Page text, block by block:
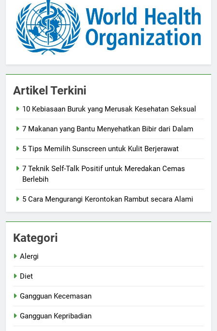
Artikel Terkini
10 Kebiasaan Buruk yang Merusak Kesehatan Seksual
7 Makanan yang Bantu Menyehatkan Bibir dari Dalam
5 Tips Memilih Sunscreen untuk Kulit Berjerawat
7 Teknik Self-Talk Positif untuk Meredakan Cemas
Berlebih
5 Cara Mengurangi Kerontokan Rambut secara Alami
Kategori
Alergi
Diet
Gangguan Kecemasan
Gangguan Kepribadian